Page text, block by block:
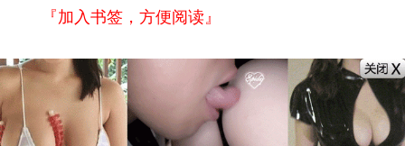
『加入书签，方便阅读』